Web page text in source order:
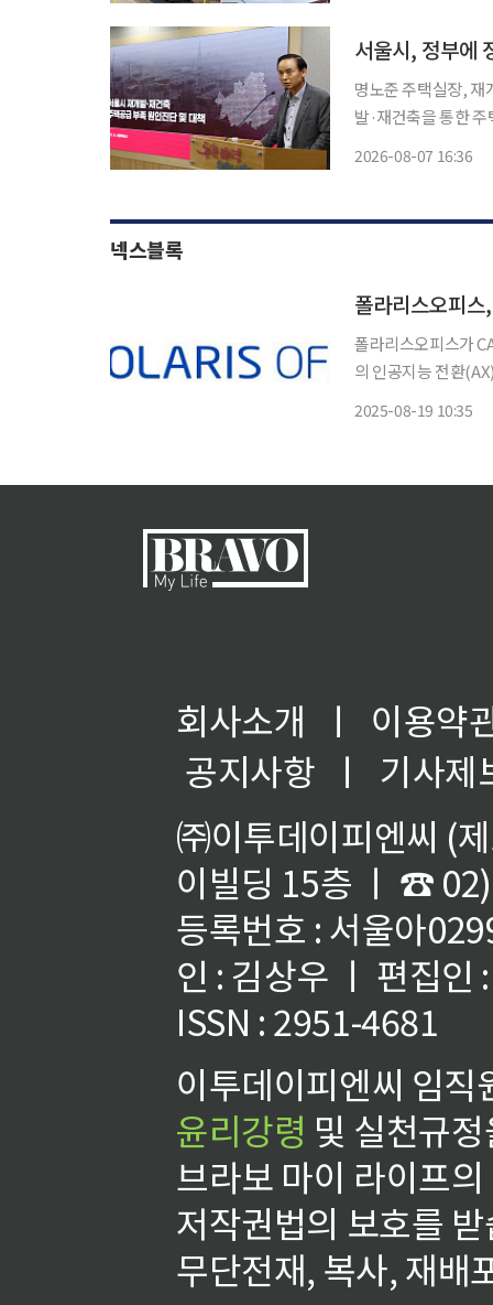
명노준 주택실장, 재개
발·재건축을 통한
2026-08-07 16:36
넥스블록
폴라리스오피
폴라리스오피스가
의 인공지능 전환(AX)을 본격화한다. 폴라리스오
2025-08-19 10:35
회사소개 ㅣ
이용약
공지사항
ㅣ
기사제
㈜이투데이피엔씨 (
이빌딩 15층 ㅣ ☎
등록번호 : 서울아
인 : 김상우 ㅣ 편집인
ISSN : 2951-4681
이투데이피엔씨 임
윤리강령 및 실천규
브라보 마이 라이프
저작권법의 보호를
무단전재, 복사, 재배